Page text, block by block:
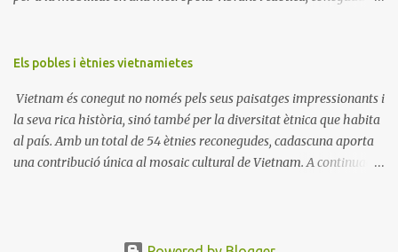
comercial de la ciutat, amb Suoi Tien, una zona en expansió al
la ciutat, amb el seu mercat emblemàtic que des de fa dècades és
un punt de trobada per a locals i turistes. Per altra banda, Suoi Tien
és una àrea en desenvolupament amb zones industrials,
universitats i el famós parc temàtic Suoi Tien, una atracció única
Els pobles i ètnies vietnamietes
Vietnam és conegut no només pels seus paisatges impressionants i
la seva rica història, sinó també per la diversitat ètnica que habita
al país. Amb un total de 54 ètnies reconegudes, cadascuna aporta
una contribució única al mosaic cultural de Vietnam. A continuació,
persones % de la població total 1 Kinh (Viet) 74.000.000 86% 2